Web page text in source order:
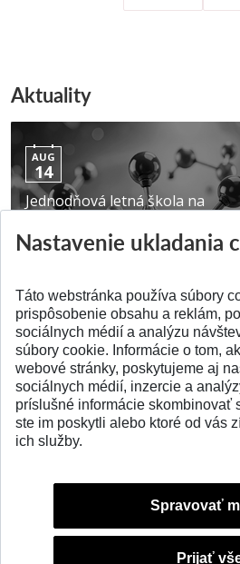
Aktuality
AUG
14
Jednodňová letná škola na
Pridané 28.07.2026
SPÄŤ NA
Nastavenie ukladania
Táto webstránka používa súbory
prispôsobenie obsahu a reklám,
sociálnych médií a analýzu
súbory cookie. Informácie o tom,
webové stránky, poskytujeme aj
sociálnych médií, inzercie a
príslušné informácie skombinovať
ste im poskytli alebo ktoré od vás
ich služby.
Spravovať
Prijať